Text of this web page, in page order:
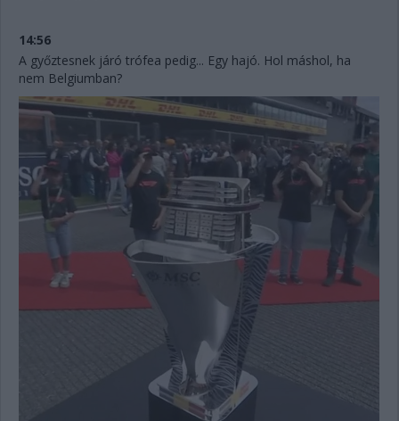
14:56
A győztesnek járó trófea pedig... Egy hajó. Hol máshol, ha
nem Belgiumban?